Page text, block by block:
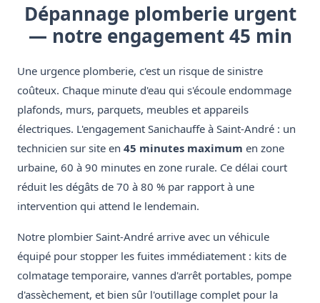
Dépannage plomberie urgent
— notre engagement 45 min
Une urgence plomberie, c'est un risque de sinistre
coûteux. Chaque minute d'eau qui s'écoule endommage
plafonds, murs, parquets, meubles et appareils
électriques. L'engagement Sanichauffe à Saint-André : un
technicien sur site en 45 minutes maximum en zone
urbaine, 60 à 90 minutes en zone rurale. Ce délai court
réduit les dégâts de 70 à 80 % par rapport à une
intervention qui attend le lendemain.
Notre plombier Saint-André arrive avec un véhicule
équipé pour stopper les fuites immédiatement : kits de
colmatage temporaire, vannes d'arrêt portables, pompe
d'assèchement, et bien sûr l'outillage complet pour la